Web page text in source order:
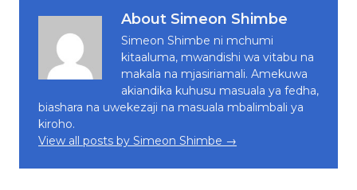
About Simeon Shimbe
Simeon Shimbe ni mchumi
kitaaluma, mwandishi wa vitabu na
makala na mjasiriamali. Amekuwa
akiandika kuhusu masuala ya fedha,
biashara na uwekezaji na masuala mbalimbali ya
kiroho.
View all posts by Simeon Shimbe →